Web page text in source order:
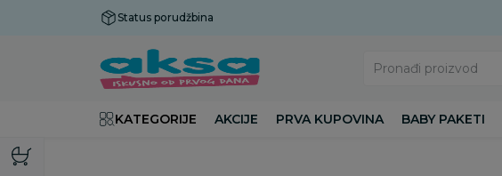
Status porudžbina
Pronađi proizvod
KATEGORIJE AKCIJE PRVA KUPOVINA BABY PAKETI